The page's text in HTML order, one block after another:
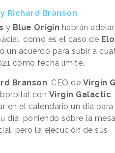
Richard Branson
y Blue Origin habrán
como es el caso de
un acuerdo para subir a
como fecha límite.
Branson, CEO de Virgin
con Virgin Galactic
en el calendario un día para
día, poniendo sobre la
pero la ejecución de sus